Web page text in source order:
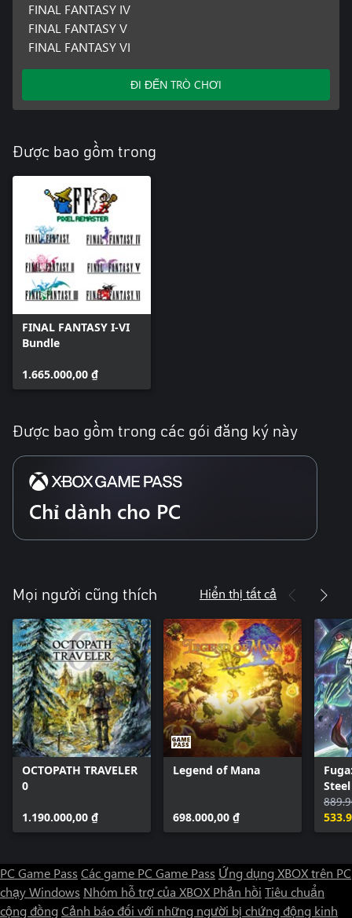
FINAL FANTASY IV
FINAL FANTASY V
FINAL FANTASY VI
ĐI ĐẾN TRÒ CHƠI
Được bao gồm trong
FINAL FANTASY I-VI
Bundle
1.665.000,00 ₫
Được bao gồm trong các gói đăng ký này
Chỉ dành cho PC
Mọi người cũng thích Hiển thị tất cả
OCTOPATH TRAVELER
0
1.190.000,00 ₫
Legend of Mana
698.000,00 ₫
PC Game Pass Các game PC Game Pass Ứng dụng XBOX trên PC
chạy Windows Nhóm hỗ trợ của XBOX Phản hồi Tiêu chuẩn
cộng đồng Cảnh báo đối với những người bị chứng động kinh